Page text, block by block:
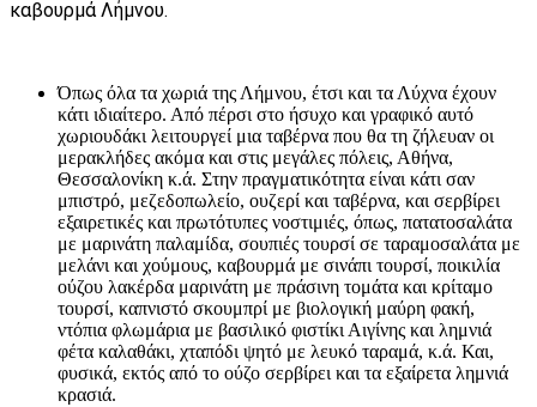
καβουρμά Λήμνου.
Όπως όλα τα χωριά της Λήμνου, έτσι και τα Λύχνα έχουν
κάτι ιδιαίτερο. Από πέρσι στο ήσυχο και γραφικό αυτό
χωριουδάκι λειτουργεί μια ταβέρνα που θα τη ζήλευαν οι
μερακλήδες ακόμα και στις μεγάλες πόλεις, Αθήνα,
Θεσσαλονίκη κ.ά. Στην πραγματικότητα είναι κάτι σαν
μπιστρό, μεζεδοπωλείο, ουζερί και ταβέρνα, και σερβίρει
εξαιρετικές και πρωτότυπες νοστιμιές, όπως, πατατοσαλάτα
με μαρινάτη παλαμίδα, σουπιές τουρσί σε ταραμοσαλάτα με
μελάνι και χούμους, καβουρμά με σινάπι τουρσί, ποικιλία
ούζου λακέρδα μαρινάτη με πράσινη τομάτα και κρίταμο
τουρσί, καπνιστό σκουμπρί με βιολογική μαύρη φακή,
ντόπια φλωμάρια με βασιλικό φιστίκι Αιγίνης και λημνιά
φέτα καλαθάκι, χταπόδι ψητό με λευκό ταραμά, κ.ά. Και,
φυσικά, εκτός από το ούζο σερβίρει και τα εξαίρετα λημνιά
κρασιά.